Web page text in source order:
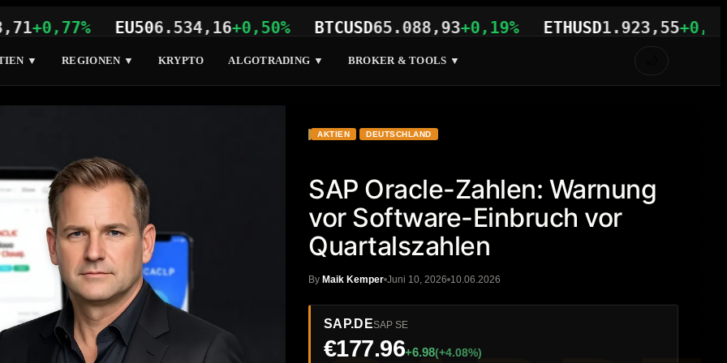
EU50 6.534,16+0,50% BTCUSD65.088,93+0,19% ETHUSD1.923,55+0,52%
▼ REGIONEN ▼ KRYPTO ALGOTRADING ▼ BROKER & TOOLS ▼
AKTIEN DEUTSCHLAND
SAP Oracle-Zahlen: Warnung
vor Software-Einbruch vor
Quartalszahlen
By Maik Kemper Juni 10, 2026 10.06.2026
SAP.DESAP SE
€177.96+6.98(+4.08%)